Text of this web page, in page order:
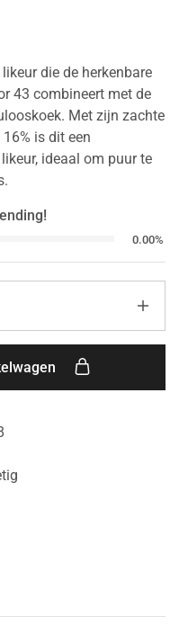
die de herkenbare
43 combineert met de
Met zijn zachte
is dit een
ideaal om puur te
0.00%